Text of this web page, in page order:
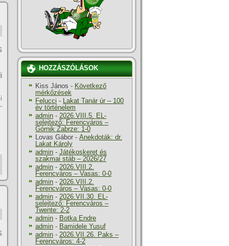
HOZZÁSZÓLÁSOK
Kiss János - Következő
mérkőzések
Felucci - Lakat Tanár úr – 100
év történelem
admin - 2026.VIII.5. EL-
selejtező: Ferencváros –
Górnik Zabrze: 1-0
Lovas Gábor - Anekdoták: dr.
Lakat Károly
admin - Játékoskeret és
szakmai stáb – 2026/27
admin - 2026.VIII.2.
Ferencváros – Vasas: 0-0
admin - 2026.VIII.2.
Ferencváros – Vasas: 0-0
admin - 2026.VII.30. EL-
selejtező: Ferencváros –
Twente: 2-2
admin - Botka Endre
admin - Bamidele Yusuf
admin - 2026.VII.26. Paks –
Ferencváros: 4-2